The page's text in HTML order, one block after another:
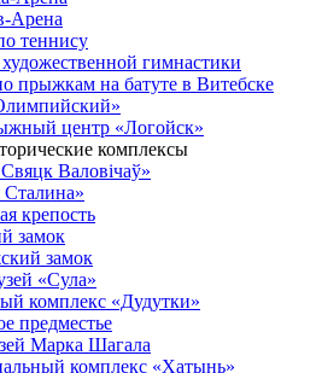
Арена
теннису
гимнастики
прыжкам на батуте в Витебске
центр «Логойск»
комплексы
Свяцк Валовічаў»
крепость
замок
замок
«Сула»
комплекс «Дудутки»
предместье
Марка Шагала
комплекс «Хатынь»